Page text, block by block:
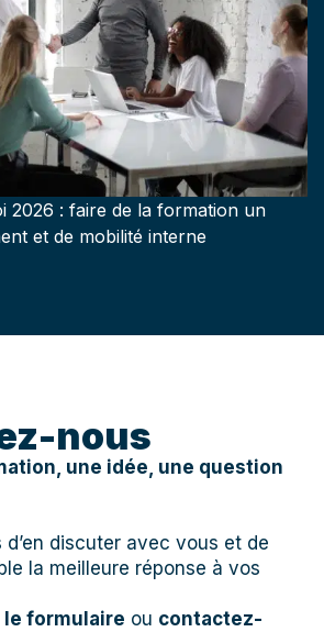
2026 : faire de la formation un
et de mobilité interne
nous
une idée, une question
d’en discuter avec vous et de
la meilleure réponse à vos
le formulaire ou contactez-